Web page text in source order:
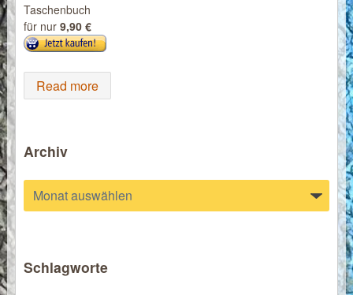
Taschenbuch
für nur 9,90 €
Read more
Archiv
Archiv
Schlagworte